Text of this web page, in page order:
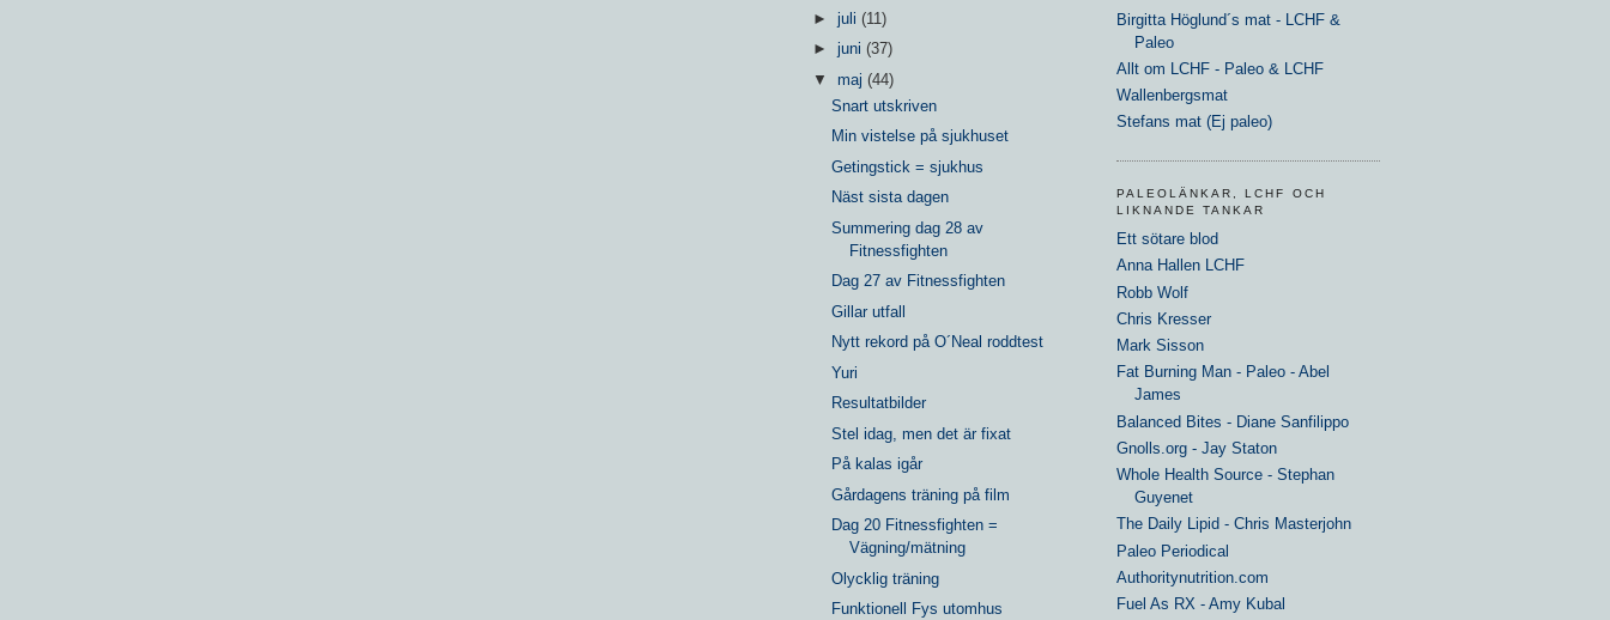
Birgitta Höglund´s mat - LCHF &
Paleo
Allt om LCHF - Paleo & LCHF
Wallenbergsmat
Stefans mat (Ej paleo)
PALEOLÄNKAR, LCHF OCH
LIKNANDE TANKAR
Ett sötare blod
Anna Hallen LCHF
Robb Wolf
Chris Kresser
Mark Sisson
Fat Burning Man - Paleo - Abel
James
Balanced Bites - Diane Sanfilippo
Gnolls.org - Jay Staton
Whole Health Source - Stephan
Guyenet
The Daily Lipid - Chris Masterjohn
Paleo Periodical
Authoritynutrition.com
Fuel As RX - Amy Kubal
► juli (11)
► juni (37)
▼ maj (44)
Snart utskriven
Min vistelse på sjukhuset
Getingstick = sjukhus
Näst sista dagen
Summering dag 28 av
Fitnessfighten
Dag 27 av Fitnessfighten
Gillar utfall
Nytt rekord på O´Neal roddtest
Yuri
Resultatbilder
Stel idag, men det är fixat
På kalas igår
Gårdagens träning på film
Dag 20 Fitnessfighten =
Vägning/mätning
Olycklig träning
Funktionell Fys utomhus